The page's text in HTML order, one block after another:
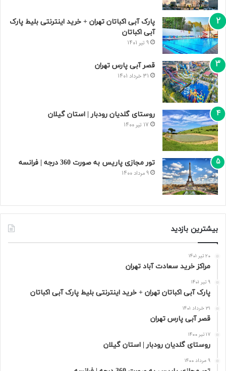
پارک آبی اکباتان تهران + خرید اینترنتی بلیط پارک
آبی اکباتان
9 تیر 1401
قصر آبی پارس تهران
31 خرداد 1401
روستای گلدیان رودبار | استان گیلان
17 تیر 1400
تور مجازی پاریس به صورت 360 درجه | فرانسه
9 مرداد 1400
بیشترین بازدید
20 تیر 1401
مراکز خرید سعادت‌ آباد تهران
9 تیر 1401
پارک آبی اکباتان تهران + خرید اینترنتی بلیط پارک آبی اکباتان
31 خرداد 1401
قصر آبی پارس تهران
17 تیر 1400
روستای گلدیان رودبار | استان گیلان
9 مرداد 1400